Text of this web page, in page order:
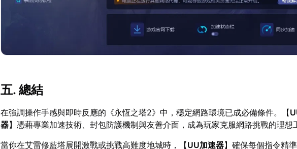
五. 總結
在強調操作手感與即時反應的《永恆之塔2》中，穩定網路環境已成必備條件。【
器】憑藉專業加速技術、封包防護機制與友善介面，成為玩家克服網路挑戰的理想
當你在艾雷修藍塔展開激戰或挑戰高難度地城時，【UU加速器】確保每個指令精